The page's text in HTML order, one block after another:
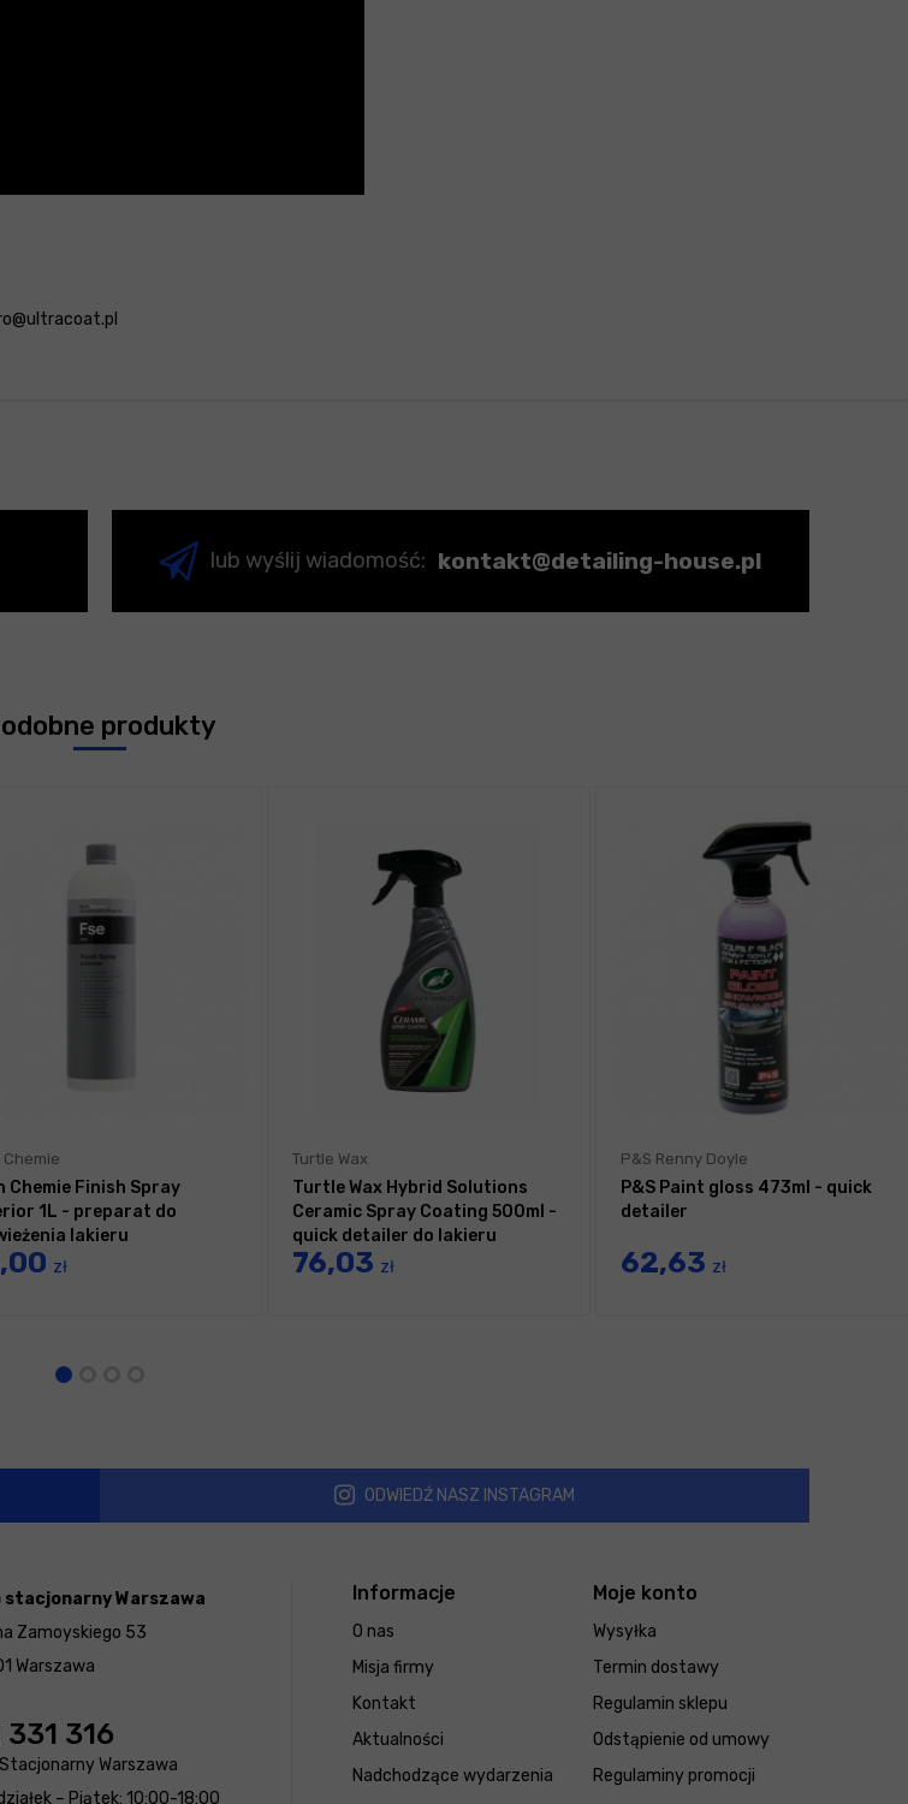
lub wyślij wiadomość: kontakt@detailing-house.pl
produkty
Chemie
Chemie Finish Spray
1L - preparat do
lakieru
zł
Turtle Wax
Turtle Wax Hybrid Solutions
Ceramic Spray Coating 500ml -
quick detailer do lakieru
76,03 zł
P&S Renny Doyle
P&S Paint gloss 473ml - quick
detailer
62,63 zł
ODWIEDŹ NASZ INSTAGRAM
Informacje
O nas
Misja firmy
Kontakt
Aktualności
Nadchodzące wydarzenia
Moje konto
Wysyłka
Termin dostawy
Regulamin sklepu
Odstąpienie od umowy
Regulaminy promocji
stacjonarny Warszawa
Zamoyskiego 53
Warszawa
331 316
Warszawa
– Piątek: 10:00-18:00